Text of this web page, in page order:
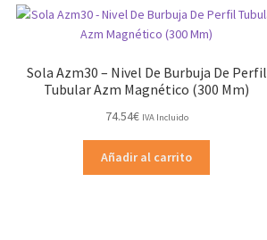
Sola Azm30 – Nivel De Burbuja De Perfil
Tubular Azm Magnético (300 Mm)
74.54€ IVA Incluido
Añadir al carrito